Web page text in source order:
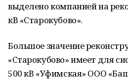
выделено компанией на
кВ «Старокубово».
Большое значение
«Старокубово» имеет для
500 кВ «Уфимская» ООО